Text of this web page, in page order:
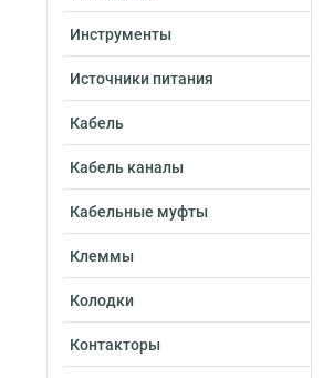
Инструменты
Источники питания
Кабель
Кабель каналы
Кабельные муфты
Клеммы
Колодки
Контакторы